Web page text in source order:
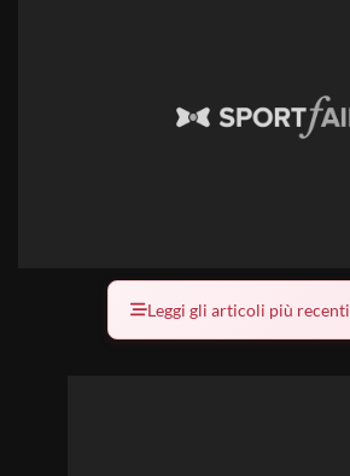
Leggi gli articoli più